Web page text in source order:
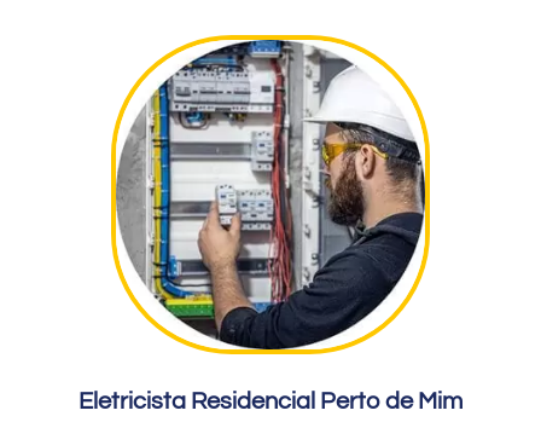
Eletricista Residencial Perto de Mim